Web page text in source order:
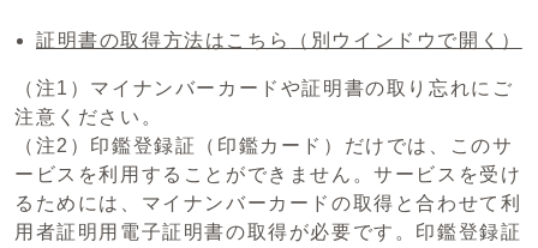
証明書の取得方法はこちら （別ウインドウで開く）
（注1）マイナンバーカードや証明書の取り忘れにご
注意ください。
（注2）印鑑登録証（印鑑カード）だけでは、このサ
ービスを利用することができません。サービスを受け
るためには、マイナンバーカードの取得と合わせて利
用者証明用電子証明書の取得が必要です。印鑑登録証